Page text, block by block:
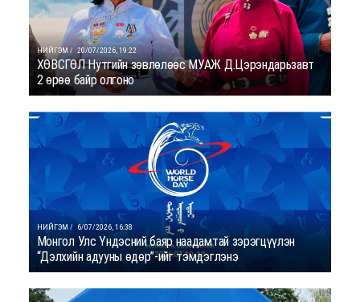
НИЙГЭМ / 20/07/2026, 19:22
ХӨВСГӨЛ Нутгийн зөвлөлөөс МУАЖ Д.Цэрэндарьзавт
2 өрөө байр олгоно
НИЙГЭМ / 6/07/2026, 16:38
Монгол Улс Үндэсний баяр наадамтай зэрэгцүүлэн
“Дэлхийн адууны өдөр”-ийг тэмдэглэнэ